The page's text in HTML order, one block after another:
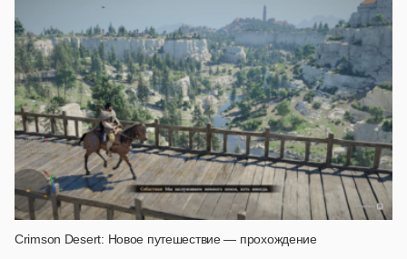
Crimson Desert: Новое путешествие — прохождение